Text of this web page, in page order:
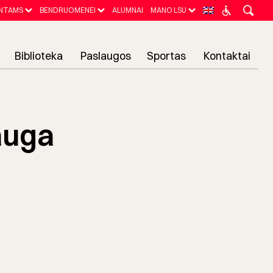
BENDRUOMENEI ALUMNAI MANO LSU
Biblioteka Paslaugos Sportas Kontaktai